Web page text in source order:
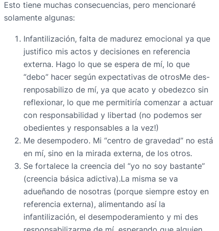
Esto tiene muchas consecuencias, pero mencionaré
solamente algunas:
Infantilización, falta de madurez emocional ya que
justifico mis actos y decisiones en referencia
externa. Hago lo que se espera de mí, lo que
“debo” hacer según expectativas de otrosMe des-
renposabilizo de mí, ya que acato y obedezco sin
reflexionar, lo que me permitiría comenzar a actuar
con responsabilidad y libertad (no podemos ser
obedientes y responsables a la vez!)
Me desempodero. Mi “centro de gravedad” no está
en mí, sino en la mirada externa, de los otros.
Se fortalece la creencia del “yo no soy bastante”
(creencia básica adictiva).La misma se va
adueñando de nosotras (porque siempre estoy en
referencia externa), alimentando así la
infantilización, el desempoderamiento y mi des